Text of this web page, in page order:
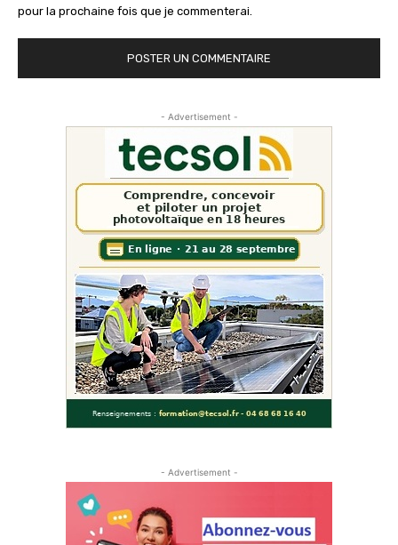
pour la prochaine fois que je commenterai.
- Advertisement -
- Advertisement -